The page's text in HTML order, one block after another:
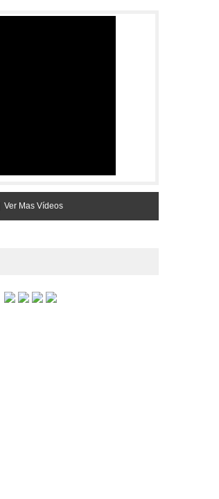
Ver Mas Vídeos